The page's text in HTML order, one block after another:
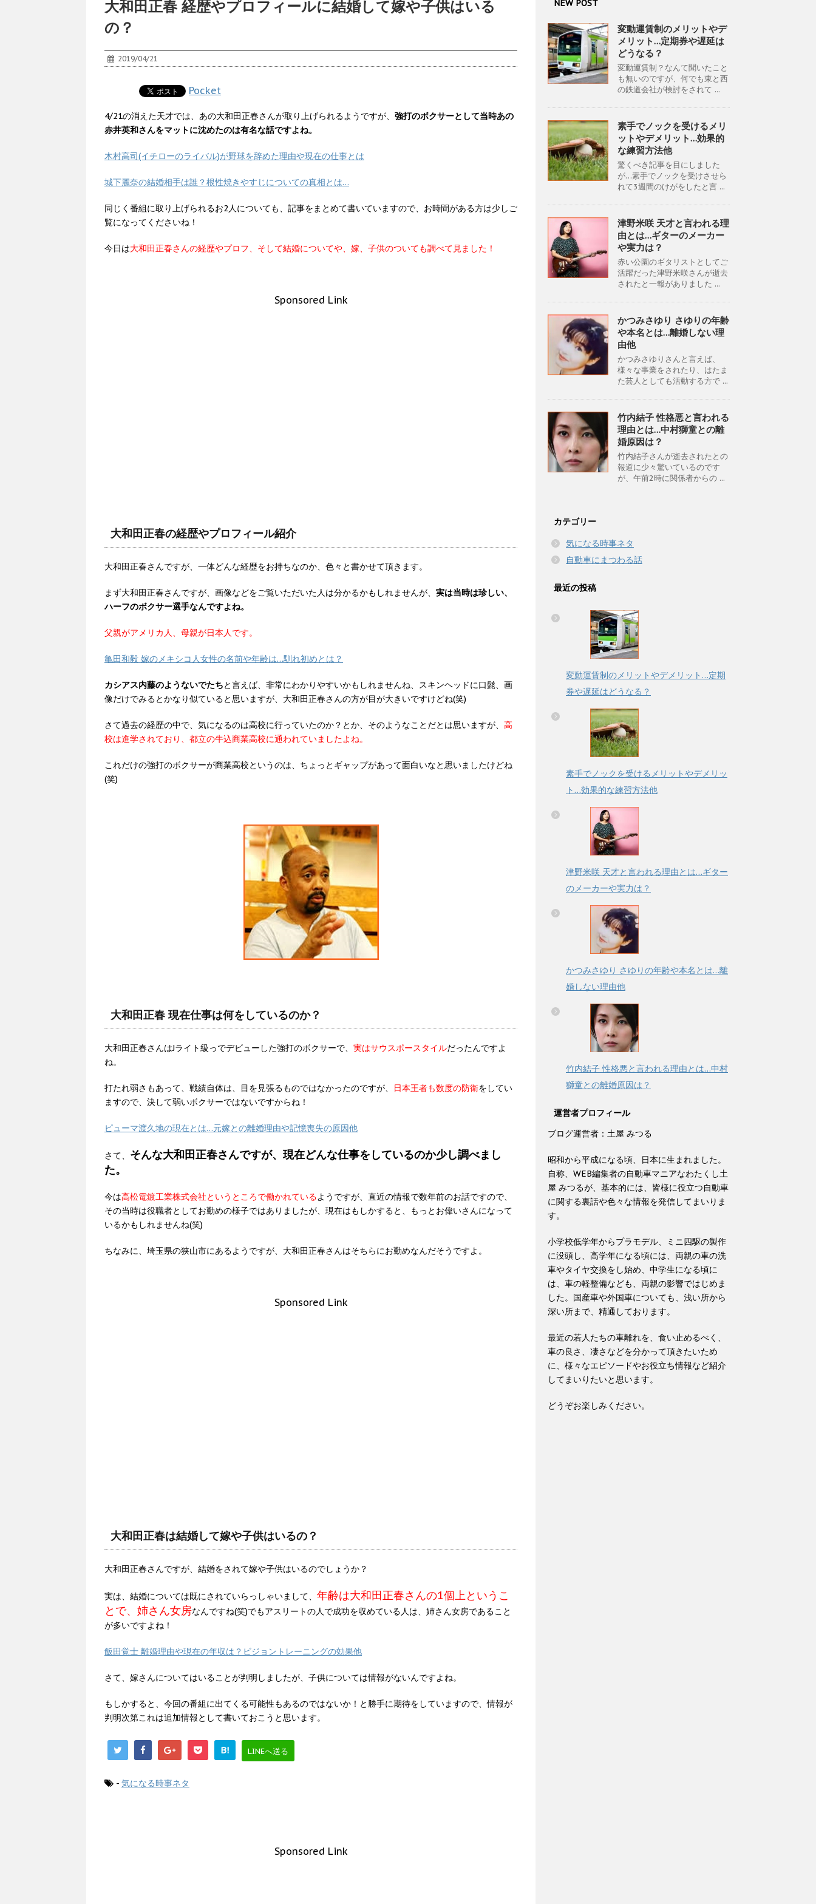
大和田正春 経歴やプロフィールに結婚して嫁や子供はいる
の？
2019/04/21
Pocket
4/21の消えた天才では、あの大和田正春さんが取り上げられるようですが、 強打のボクサーとして当時あの
赤井英和さんをマットに沈めたのは有名な話ですよね。
木村高司(イチローのライバル)が野球を辞めた理由や現在の仕事とは
城下麗奈の結婚相手は誰？根性焼きやすじについての真相とは…
同じく番組に取り上げられるお2人についても、記事をまとめて書いていますので、お時間がある方は少しご
覧になってくださいね！
今日は大和田正春さんの経歴やプロフ、そして結婚についてや、嫁、子供のついても調べて見ました！
Sponsored Link
大和田正春の経歴やプロフィール紹介
大和田正春さんですが、一体どんな経歴をお持ちなのか、色々と書かせて頂きます。
まず大和田正春さんですが、画像などをご覧いただいた人は分かるかもしれませんが、 実は当時は珍しい、
ハーフのボクサー選手なんですよね。
父親がアメリカ人、母親が日本人です。
亀田和毅 嫁のメキシコ人女性の名前や年齢は…馴れ初めとは？
カシアス内藤のようないでたちと言えば、非常にわかりやすいかもしれませんね、スキンヘッドに口髭、画
像だけでみるとかなり似ていると思いますが、大和田正春さんの方が目が大きいですけどね(笑)
さて過去の経歴の中で、気になるのは高校に行っていたのか？とか、そのようなことだとは思いますが、 高
校は進学されており、都立の牛込商業高校に通われていましたよね。
これだけの強打のボクサーが商業高校というのは、ちょっとギャップがあって面白いなと思いましたけどね
(笑)
大和田正春 現在仕事は何をしているのか？
大和田正春さんはJライト級っでデビューした強打のボクサーで、 実はサウスポースタイルだったんですよ
ね。
打たれ弱さもあって、戦績自体は、目を見張るものではなかったのですが、 日本王者も数度の防衛をしてい
ますので、決して弱いボクサーではないですからね！
ピューマ渡久地の現在とは…元嫁との離婚理由や記憶喪失の原因他
さて、 そんな大和田正春さんですが、現在どんな仕事をしているのか少し調べまし
た。
今は高松電鍍工業株式会社というところで働かれているようですが、直近の情報で数年前のお話ですので、
その当時は役職者としてお勤めの様子ではありましたが、現在はもしかすると、もっとお偉いさんになって
いるかもしれませんね(笑)
ちなみに、埼玉県の狭山市にあるようですが、大和田正春さんはそちらにお勤めなんだそうですよ。
Sponsored Link
大和田正春は結婚して嫁や子供はいるの？
大和田正春さんですが、結婚をされて嫁や子供はいるのでしょうか？
実は、結婚については既にされていらっしゃいまして、 年齢は大和田正春さんの1個上というこ
とで、姉さん女房なんですね(笑)でもアスリートの人で成功を収めている人は、姉さん女房であること
が多いですよね！
飯田覚士 離婚理由や現在の年収は？ビジョントレーニングの効果他
さて、嫁さんについてはいることが判明しましたが、子供については情報がないんですよね。
もしかすると、今回の番組に出てくる可能性もあるのではないか！と勝手に期待をしていますので、情報が
判明次第これは追加情報として書いておこうと思います。
B! LINEへ送る
- 気になる時事ネタ
Sponsored Link
NEW POST
変動運賃制のメリットやデ
メリット…定期券や遅延は
どうなる？
変動運賃制？なんて聞いたこと
も無いのですが、何でも東と西
の鉄道会社が検討をされて ...
素手でノックを受けるメリ
ットやデメリット…効果的
な練習方法他
驚くべき記事を目にしました
が…素手でノックを受けさせら
れて3週間のけがをしたと言 ...
津野米咲 天才と言われる理
由とは…ギターのメーカー
や実力は？
赤い公園のギタリストとしてご
活躍だった津野米咲さんが逝去
されたと一報がありました ...
かつみさゆり さゆりの年齢
や本名とは…離婚しない理
由他
かつみさゆりさんと言えば、
様々な事業をされたり、はたま
た芸人としても活動する方で ...
竹内結子 性格悪と言われる
理由とは…中村獅童との離
婚原因は？
竹内結子さんが逝去されたとの
報道に少々驚いているのです
が、午前2時に関係者からの ...
カテゴリー
気になる時事ネタ
自動車にまつわる話
最近の投稿
変動運賃制のメリットやデメリット…定期
券や遅延はどうなる？
素手でノックを受けるメリットやデメリッ
ト…効果的な練習方法他
津野米咲 天才と言われる理由とは…ギター
のメーカーや実力は？
かつみさゆり さゆりの年齢や本名とは…離
婚しない理由他
竹内結子 性格悪と言われる理由とは…中村
獅童との離婚原因は？
運営者プロフィール
ブログ運営者：土屋 みつる
昭和から平成になる頃、日本に生まれました。
自称、WEB編集者の自動車マニアなわたくし土
屋 みつるが、基本的には、皆様に役立つ自動車
に関する裏話や色々な情報を発信してまいりま
す。
小学校低学年からプラモデル、ミニ四駆の製作
に没頭し、高学年になる頃には、両親の車の洗
車やタイヤ交換をし始め、中学生になる頃に
は、車の軽整備なども、両親の影響ではじめま
した。国産車や外国車についても、浅い所から
深い所まで、精通しております。
最近の若人たちの車離れを、食い止めるべく、
車の良さ、凄さなどを分かって頂きたいため
に、様々なエピソードやお役立ち情報など紹介
してまいりたいと思います。
どうぞお楽しみください。